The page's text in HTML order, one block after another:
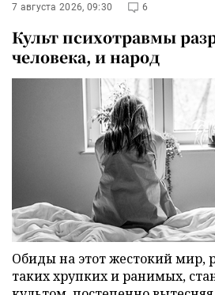
7 августа 2026, 09:30 6
Культ психотравмы
человека, и народ
Обиды на этот жестокий мир,
таких хрупких и ранимых,